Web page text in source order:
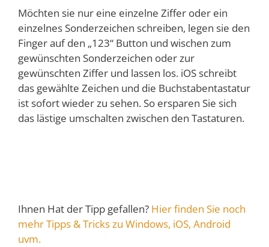
Möchten sie nur eine einzelne Ziffer oder ein
einzelnes Sonderzeichen schreiben, legen sie den
Finger auf den „123“ Button und wischen zum
gewünschten Sonderzeichen oder zur
gewünschten Ziffer und lassen los. iOS schreibt
das gewählte Zeichen und die Buchstabentastatur
ist sofort wieder zu sehen. So ersparen Sie sich
das lästige umschalten zwischen den Tastaturen.
Ihnen Hat der Tipp gefallen? Hier finden Sie noch
mehr Tipps & Tricks zu Windows, iOS, Android
uvm.